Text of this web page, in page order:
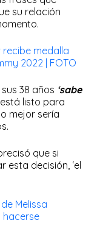
su relación
recibe medalla
2022 | FOTO
38 años ‘sabe
listo para
mejor sería
que si
decisión, ‘el
de Melissa
hacerse